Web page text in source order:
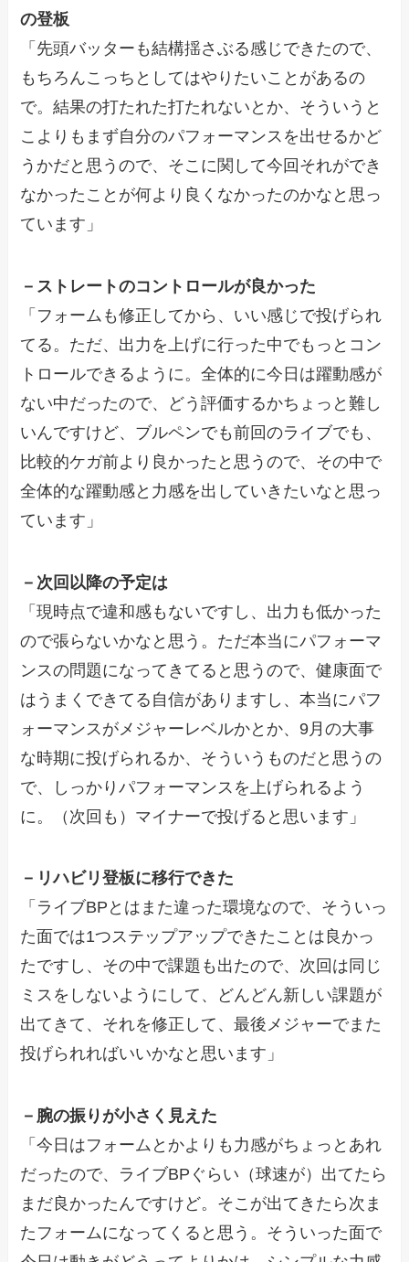
の登板
「先頭バッターも結構揺さぶる感じできたので、
もちろんこっちとしてはやりたいことがあるの
で。結果の打たれた打たれないとか、そういうと
こよりもまず自分のパフォーマンスを出せるかど
うかだと思うので、そこに関して今回それができ
なかったことが何より良くなかったのかなと思っ
ています」
－ストレートのコントロールが良かった
「フォームも修正してから、いい感じで投げられ
てる。ただ、出力を上げに行った中でもっとコン
トロールできるように。全体的に今日は躍動感が
ない中だったので、どう評価するかちょっと難し
いんですけど、ブルペンでも前回のライブでも、
比較的ケガ前より良かったと思うので、その中で
全体的な躍動感と力感を出していきたいなと思っ
ています」
－次回以降の予定は
「現時点で違和感もないですし、出力も低かった
ので張らないかなと思う。ただ本当にパフォーマ
ンスの問題になってきてると思うので、健康面で
はうまくできてる自信がありますし、本当にパフ
ォーマンスがメジャーレベルかとか、9月の大事
な時期に投げられるか、そういうものだと思うの
で、しっかりパフォーマンスを上げられるよう
に。（次回も）マイナーで投げると思います」
－リハビリ登板に移行できた
「ライブBPとはまた違った環境なので、そういっ
た面では1つステップアップできたことは良かっ
たですし、その中で課題も出たので、次回は同じ
ミスをしないようにして、どんどん新しい課題が
出てきて、それを修正して、最後メジャーでまた
投げられればいいかなと思います」
－腕の振りが小さく見えた
「今日はフォームとかよりも力感がちょっとあれ
だったので、ライブBPぐらい（球速が）出てたら
まだ良かったんですけど。そこが出てきたら次ま
たフォームになってくると思う。そういった面で